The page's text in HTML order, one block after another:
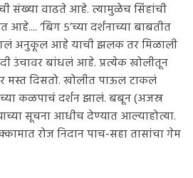
संख्या वाढते आहे. त्यामुळेच सिंहांची
‘बिग ५’च्या दर्शनाच्या बाबतीत
अनुकूल आहे याची झलक तर मिळाली
उंचावर बांधलं आहे. प्रत्येक खोलीतून
मस्त दिसतो. खोलीत पाऊल टाकलं
कळपाचं दर्शन झालं. बबून (अजस्र
सूचना आधीच देण्यात आल्याहोत्या.
रोज निदान पाच-सहा तासांचा गेम